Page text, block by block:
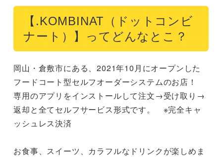
【.KOMBINAT（ドットコンビ
ナート）】ってどんなとこ？
岡山・倉敷市にある、2021年10月にオープンした
フードコート型セルフオーダーシステムのお店！
専用のアプリをインストールして注文→受け取り→
返却と全てセルフサービス形式です。　※完全キャ
ッシュレス決済
お食事、スイーツ、カラフルなドリンクが楽しめま